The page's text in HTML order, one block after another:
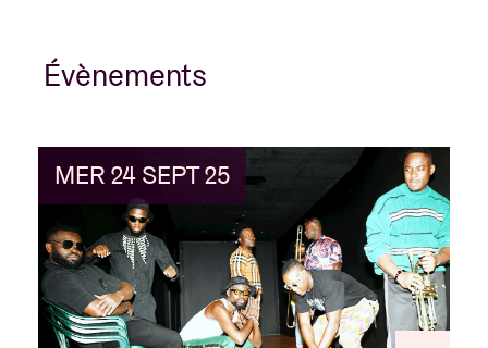
Évènements
MER 24 SEPT 25